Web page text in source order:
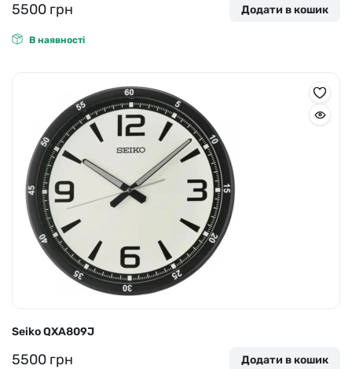
5500 грн Додати в кошик
В наявності
Seiko QXA809J
5500 грн Додати в кошик